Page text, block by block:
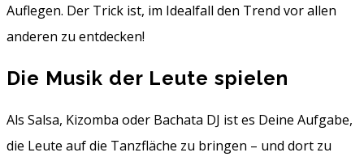
Auflegen. Der Trick ist, im Idealfall den Trend vor allen
anderen zu entdecken!
Die Musik der Leute spielen
Als Salsa, Kizomba oder Bachata DJ ist es Deine Aufgabe,
die Leute auf die Tanzfläche zu bringen – und dort zu